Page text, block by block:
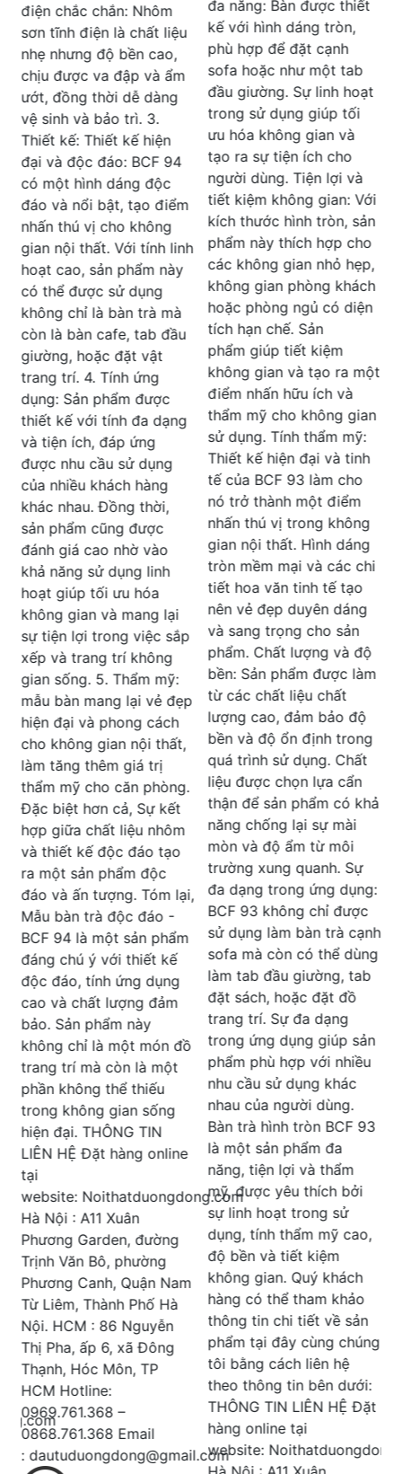
đa năng: Bàn được thiết
kế với hình dáng tròn,
phù hợp để đặt cạnh
sofa hoặc như một tab
đầu giường. Sự linh hoạt
trong sử dụng giúp tối
ưu hóa không gian và
tạo ra sự tiện ích cho
người dùng. Tiện lợi và
tiết kiệm không gian: Với
kích thước hình tròn, sản
phẩm này thích hợp cho
các không gian nhỏ hẹp,
không gian phòng khách
hoặc phòng ngủ có diện
tích hạn chế. Sản
phẩm giúp tiết kiệm
không gian và tạo ra một
điểm nhấn hữu ích và
thẩm mỹ cho không gian
sử dụng. Tính thẩm mỹ:
Thiết kế hiện đại và tinh
tế của BCF 93 làm cho
nó trở thành một điểm
nhấn thú vị trong không
gian nội thất. Hình dáng
tròn mềm mại và các chi
tiết hoa văn tinh tế tạo
nên vẻ đẹp duyên dáng
và sang trọng cho sản
phẩm. Chất lượng và độ
bền: Sản phẩm được làm
từ các chất liệu chất
lượng cao, đảm bảo độ
bền và độ ổn định trong
quá trình sử dụng. Chất
liệu được chọn lựa cẩn
thận để sản phẩm có khả
năng chống lại sự mài
mòn và độ ẩm từ môi
trường xung quanh. Sự
đa dạng trong ứng dụng:
BCF 93 không chỉ được
sử dụng làm bàn trà cạnh
sofa mà còn có thể dùng
làm tab đầu giường, tab
đặt sách, hoặc đặt đồ
trang trí. Sự đa dạng
trong ứng dụng giúp sản
phẩm phù hợp với nhiều
nhu cầu sử dụng khác
nhau của người dùng.
Bàn trà hình tròn BCF 93
là một sản phẩm đa
năng, tiện lợi và thẩm
mỹ, được yêu thích bởi
sự linh hoạt trong sử
dụng, tính thẩm mỹ cao,
độ bền và tiết kiệm
không gian. Quý khách
hàng có thể tham khảo
thông tin chi tiết về sản
phẩm tại đây cùng chúng
tôi bằng cách liên hệ
theo thông tin bên dưới:
THÔNG TIN LIÊN HỆ Đặt
hàng online tại
website: Noithatduongdong.com
tròn 4 góc: Tăng tính an
toàn cho người sử dụng,
đồng thời tạo điểm nhấn
thẩm mỹ và tinh tế cho
sản phẩm. 3. Ứng dụng:
Bàn cafe BCF 92 có thiết
kế hiện đại và tinh tế,
phù hợp cho nhiều không
gian như quán cafe, nhà
hàng, phòng khách, hoặc
khu vực tiếp khách trong
văn phòng. Sản phẩm
này cũng có thể được sử
dụng như một điểm nhấn
trang trí trong các không
gian nội thất, tạo ra một
không gian ấm cúng và
sang trọng. Đánh giá:
Bàn cafe gỗ BCF 92 là
một lựa chọn tốt cho
những ai đang tìm kiếm
một sản phẩm chất
lượng, đa dạng ứng dụng
và đẹp mắt cho không
gian nội thất của mình.
Chất liệu gỗ cao cấp kết
hợp với chân đế mâm sắt
dày CNC mang lại độ
bền và độ ổn định cao
cho sản phẩm. Thiết kế
hình vuông cạnh với các
góc bo tròn không chỉ
tạo nên tính thẩm mỹ mà
còn tăng tính an toàn và
sự thoải mái cho người
sử dụng. Tóm lại, bàn
cafe gỗ BCF 92 là một
sản phẩm đáng mua,
đem lại sự tiện lợi và đẹp
mắt cho mọi không gian
sử dụng. Liên hệ với nội
thất Dương Đông để
được tư vấn và hỗ trợ tốt
nhất về sản phẩm qua
thông tin chi tiết dưới
đây: THÔNG TIN LIÊN
HỆ Đặt hàng online tại
website:
Hà Nội : A11 Xuân
Phương Garden, đường
Trịnh Văn Bô, phường
Phương Canh, Quận Nam
Từ Liêm, Thành Phố Hà
Nội. HCM : 86 Nguyễn
Thị Pha, ấp 6, xã Đông
Thạnh, Hóc Môn, TP
HCM Hotline:
0969.761.368 –
0868.761.368 Email
: